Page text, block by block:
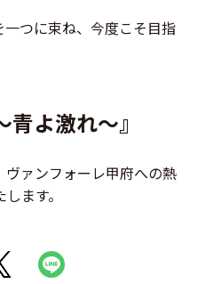
つに束ね、今度こそ目指
よ激れ～』
ァンフォーレ甲府への熱
ます。